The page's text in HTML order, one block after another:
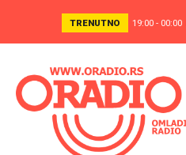
TRENUTNO 19:00 - 00:00